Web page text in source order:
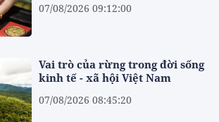
07/08/2026 09:12:00
Vai trò của rừng trong đời sống
kinh tế - xã hội Việt Nam
07/08/2026 08:45:20